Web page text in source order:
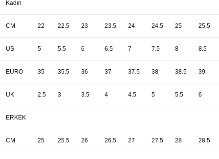
Kadın
CM 22 22.5 23 23.5 24 24.5 25 25.5
US 5 5.5 6 6.5 7 7.5 8 8.5
EURO 35 35.5 36 37 37.5 38 38.5 39
UK 2.5 3 3.5 4 4.5 5 5.5 6
ERKEK
CM 25 25.5 26 26.5 27 27.5 28 28.5